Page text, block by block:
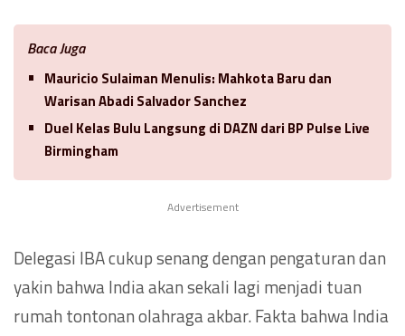
Baca Juga
Mauricio Sulaiman Menulis: Mahkota Baru dan
Warisan Abadi Salvador Sanchez
Duel Kelas Bulu Langsung di DAZN dari BP Pulse Live
Birmingham
Advertisement
Delegasi IBA cukup senang dengan pengaturan dan
yakin bahwa India akan sekali lagi menjadi tuan
rumah tontonan olahraga akbar. Fakta bahwa India